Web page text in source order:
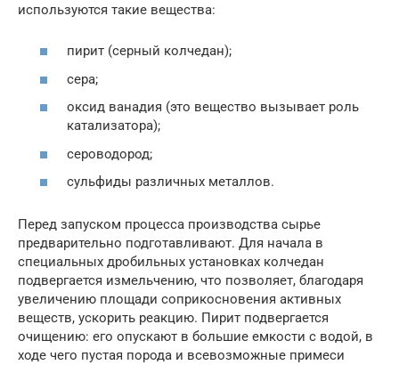
используются такие вещества:
пирит (серный колчедан);
сера;
оксид ванадия (это вещество вызывает роль
катализатора);
сероводород;
сульфиды различных металлов.
Перед запуском процесса производства сырье
предварительно подготавливают. Для начала в
специальных дробильных установках колчедан
подвергается измельчению, что позволяет, благодаря
увеличению площади соприкосновения активных
веществ, ускорить реакцию. Пирит подвергается
очищению: его опускают в большие емкости с водой, в
ходе чего пустая порода и всевозможные примеси